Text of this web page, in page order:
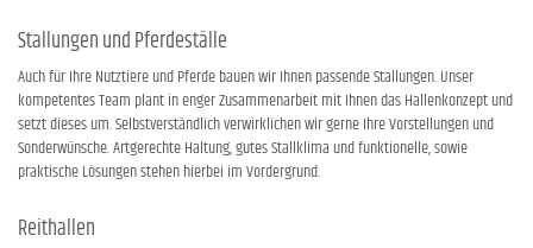
Stallungen und Pferdeställe
Auch für Ihre Nutztiere und Pferde bauen wir Ihnen passende Stallungen. Unser
kompetentes Team plant in enger Zusammenarbeit mit Ihnen das Hallenkonzept und
setzt dieses um. Selbstverständlich verwirklichen wir gerne Ihre Vorstellungen und
Sonderwünsche. Artgerechte Haltung, gutes Stallklima und funktionelle, sowie
praktische Lösungen stehen hierbei im Vordergrund.
Reithallen